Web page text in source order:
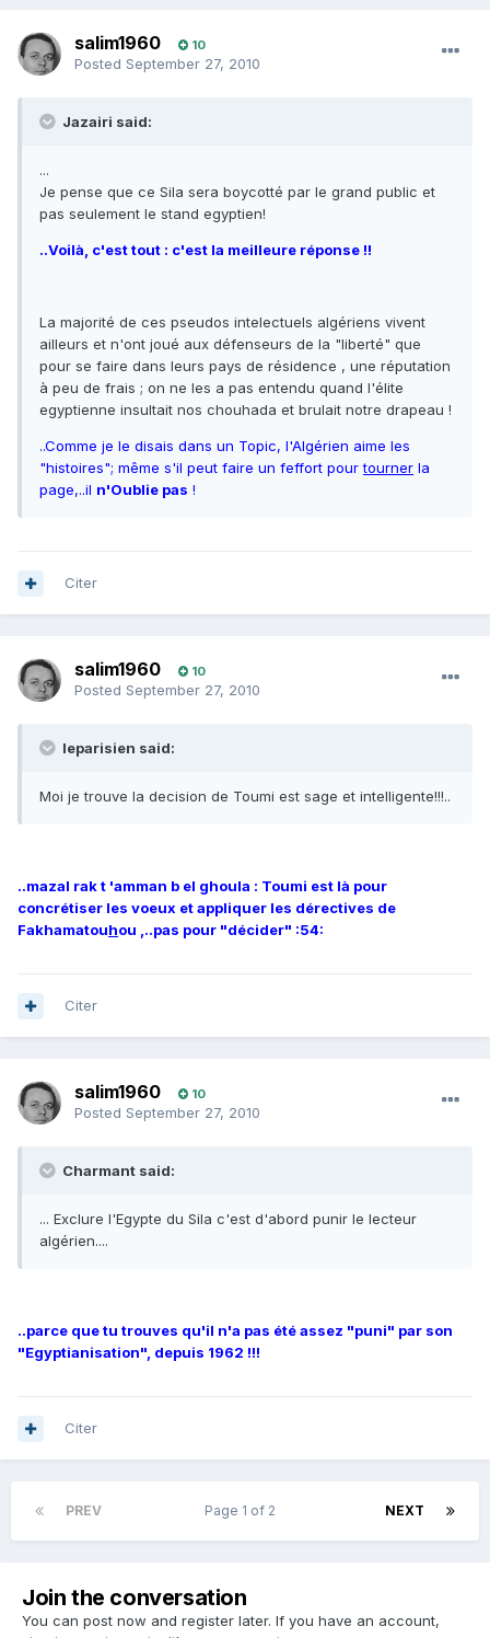
salim1960 10
Posted September 27, 2010
Jazairi said:
...
Je pense que ce Sila sera boycotté par le grand public et
pas seulement le stand egyptien!
..Voilà, c'est tout : c'est la meilleure réponse !!
La majorité de ces pseudos intelectuels algériens vivent
ailleurs et n'ont joué aux défenseurs de la "liberté" que
pour se faire dans leurs pays de résidence , une réputation
à peu de frais ; on ne les a pas entendu quand l'élite
egyptienne insultait nos chouhada et brulait notre drapeau !
..Comme je le disais dans un Topic, l'Algérien aime les
"histoires"; même s'il peut faire un feffort pourtourner la
page,..il n'Oublie pas !
Citer
salim1960 10
Posted September 27, 2010
leparisien said:
Moi je trouve la decision de Toumi est sage et intelligente!!!..
..mazal rak t 'amman b el ghoula : Toumi est là pour
concrétiser les voeux et appliquer les dérectives de
Fakhamatouhou ,..pas pour "décider" :54:
Citer
salim1960 10
Posted September 27, 2010
Charmant said:
... Exclure l'Egypte du Sila c'est d'abord punir le lecteur
algérien....
..parce que tu trouves qu'il n'a pas été assez "puni" par son
"Egyptianisation", depuis 1962 !!!
Citer
PREV NEXT
Page 1 of 2
Join the conversation
You can post now and register later. If you have an account,